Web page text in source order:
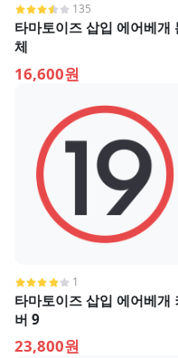
135
타마토이즈 삽입 에어베개
체
16,600원
1
타마토이즈 삽입 에어베개
버 9
23,800원